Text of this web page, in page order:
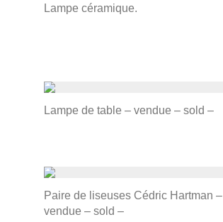
Lampe céramique.
Lampe de table – vendue – sold –
Paire de liseuses Cédric Hartman –
vendue – sold –